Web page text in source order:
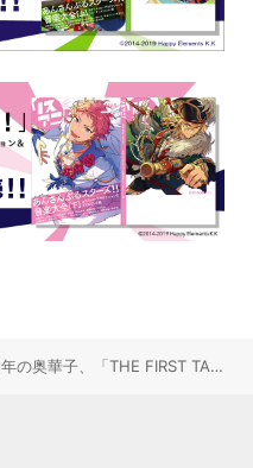
デビュー20周年の奥華子、「THE FIRST TAKE」で披露した劇場版アニメーション『時をかける少女』主題歌「ガーネット」を配信リリース！